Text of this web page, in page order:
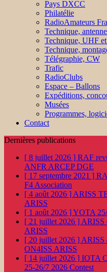
Pays DXCC
Philatélie
RadioAmateurs
Technique,
Technique, UHF
Technique,
Télégraphie, CW
Trafic
RadioClubs
Espace – Ballons
Expéditions,
Musées
Programmes,
Contact
Dernières publications
[ 8 juillet 2026 ] RAF
ANFR ARCEP DGE
[ 17 septembre 2021 ]
F4 Association
[ 4 août 2026 ] ARISS
ARISS
[ 1 août 2026 ]YOTA
[ 21 juillet 2026 ] ARISS
ARISS
[ 20 juillet 2026 ] ARISS
ON4ISS ARISS
[ 14 juillet 2026 ] IOTA
25-26/7 2026 Contest